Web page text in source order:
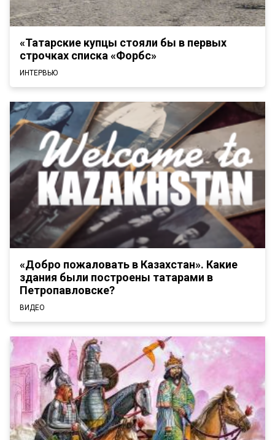
«Татарские купцы стояли бы в первых
строчках списка «Форбс»
ИНТЕРВЬЮ
«Добро пожаловать в Казахстан». Какие
здания были построены татарами в
Петропавловске?
ВИДЕО